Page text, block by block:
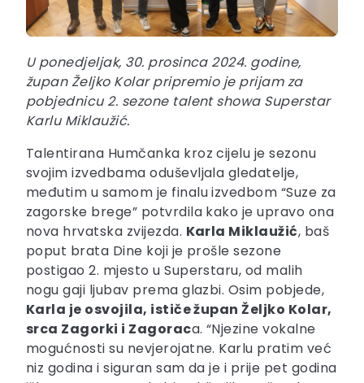
U ponedjeljak, 30. prosinca 2024. godine,
župan Željko Kolar pripremio je prijam za
pobjednicu 2. sezone talent showa Superstar
Karlu Miklaužić.
Talentirana Humčanka kroz cijelu je sezonu
svojim izvedbama oduševljala gledatelje,
međutim u samom je finalu izvedbom “Suze za
zagorske brege” potvrdila kako je upravo ona
nova hrvatska zvijezda. Karla Miklaužić, baš
poput brata Dine koji je prošle sezone
postigao 2. mjesto u Superstaru, od malih
nogu gaji ljubav prema glazbi. Osim pobjede,
Karla je osvojila, ističe župan Željko Kolar,
srca Zagorki i Zagoraca. “Njezine vokalne
mogućnosti su nevjerojatne. Karlu pratim već
niz godina i siguran sam da je i prije pet godina